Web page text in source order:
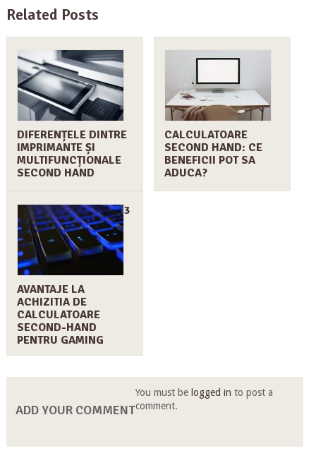
Related Posts
DIFERENȚELE DINTRE
IMPRIMANTE ȘI
MULTIFUNCȚIONALE
SECOND HAND
CALCULATOARE
SECOND HAND: CE
BENEFICII POT SA
ADUCA?
3
AVANTAJE LA
ACHIZITIA DE
CALCULATOARE
SECOND-HAND
PENTRU GAMING
ADD YOUR COMMENT
You must be logged in to post a
comment.